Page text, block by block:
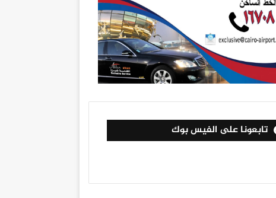
تابعونا على الفيس بوك